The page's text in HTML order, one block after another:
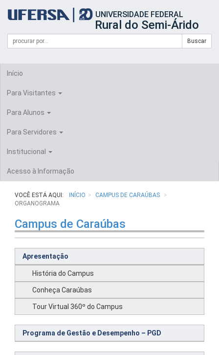
portal
UFERSA
UNIVERSIDADE FEDERAL
Rural do Semi-Árido
Formulário
Busca
Campo
de
Buscar
Início
Para Visitantes
Para Alunos
Para Servidores
Institucional
Acesso à Informação
VOCÊ ESTÁ AQUI: INÍCIO
CAMPUS DE CARAÚBAS
ORGANOGRAMA
Campus de Caraúbas
Apresentação
História do Campus
Conheça Caraúbas
Tour Virtual 360º do Campus
Programa de Gestão e Desempenho – PGD